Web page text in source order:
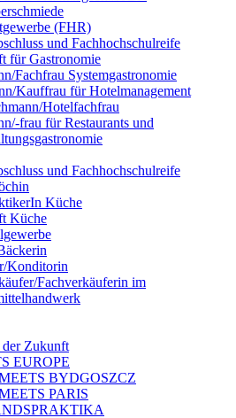
(FHR)
und Fachhochschulreife
für Gastronomie
Fachfrau Systemgastronomie
Kauffrau für Hotelmanagement
Hotelfachfrau
frau für Restaurants und
und Fachhochschulreife
Küche
Küche
Konditorin
Fachverkäuferin im
Zukunft
EUROPE
BYDGOSZCZ
PARIS